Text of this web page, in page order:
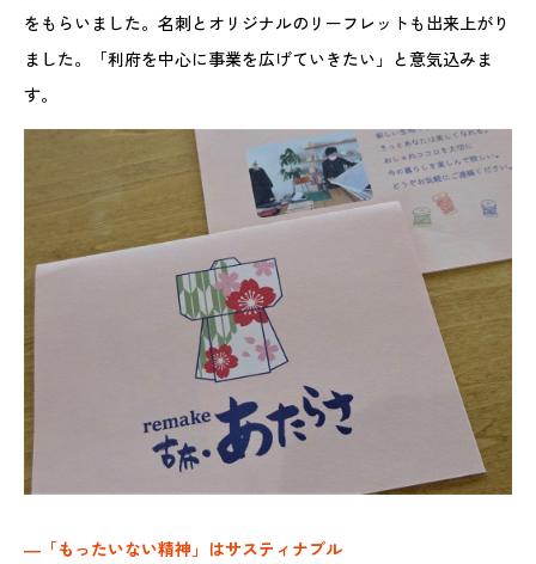
をもらいました。名刺とオリジナルのリーフレットも出来上がり
ました。「利府を中心に事業を広げていきたい」と意気込みま
す。
―「もったいない精神」はサスティナブル